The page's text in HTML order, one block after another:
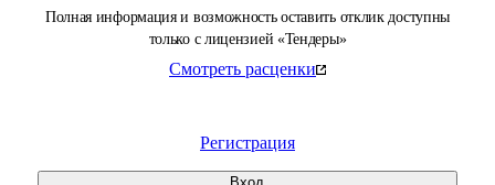
Полная информация и возможность оставить отклик доступны
только с лицензией «Тендеры»
Смотреть расценки
Регистрация